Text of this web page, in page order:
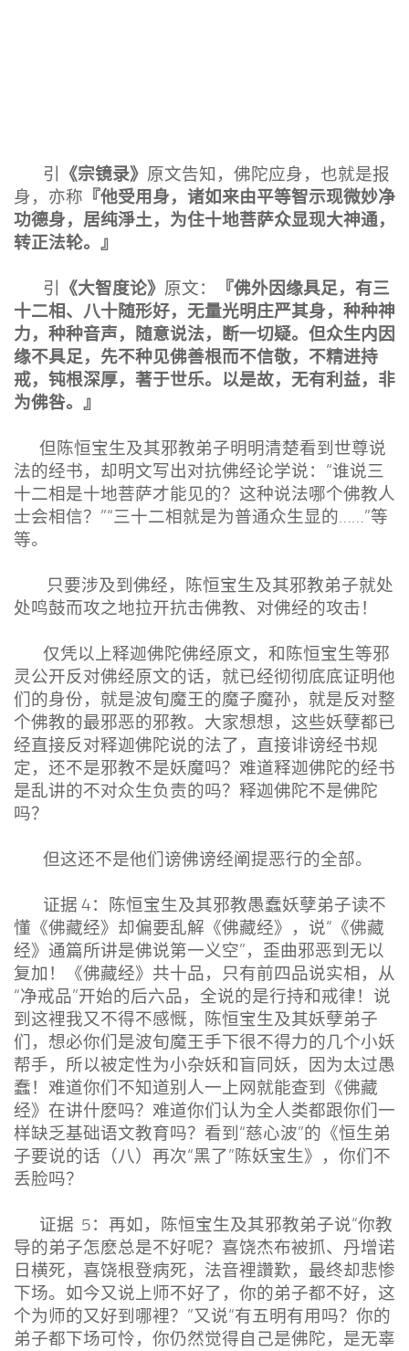
引 《宗镜录》 原文告知，佛陀应身，也就是报
身，亦称 『他受用身， 诸如来由平等智示现微妙净
功德身，居纯淨土，为住十地菩萨众显现大神通，
转正法轮。』
引 《大智度论》 原文：
『佛外因缘具足，有三
十二相、八十随形好，无量光明庄严其身，种种神
力，种种音声，随意说法，断一切疑。但众生内因
缘不具足，先不种见佛善根而不信敬，不精进持
戒，钝根深厚，著于世乐。以是故， 无有利益，非
为佛咎。』
但陈恒宝生及其邪教弟子明明清楚看到世尊说
法的经书，却明文写出对抗佛经论学说：“谁说三
十二相是十地菩萨才能见的？这种说法哪个佛教人
士会相信？”“三十二相就是为普通众生显的……”等
等。
只要涉及到佛经，陈恒宝生及其邪教弟子就处
处鸣鼓而攻之地拉开抗击佛教、对佛经的攻击！
仅凭以上释迦佛陀佛经原文，和陈恒宝生等邪
灵公开反对佛经原文的话，就已经彻彻底底证明他
们的身份，就是波旬魔王的魔子魔孙，就是反对整
个佛教的最邪恶的邪教。大家想想，这些妖孽都已
经直接反对释迦佛陀说的法了，直接诽谤经书规
定，还不是邪教不是妖魔吗？难道释迦佛陀的经书
是乱讲的不对众生负责的吗？释迦佛陀不是佛陀
吗？
但这还不是他们谤佛谤经阐提恶行的全部。
证据 4：陈恒宝生及其邪教愚蠢妖孽弟子读不
懂《佛藏经》却偏要乱解《佛藏经》，说“《佛藏
经》通篇所讲是佛说第一义空”，歪曲邪恶到无以
复加！《佛藏经》共十品，只有前四品说实相，从
“净戒品”开始的后六品，全说的是行持和戒律！说
到这裡我又不得不感慨，陈恒宝生及其妖孽弟子
们，想必你们是波旬魔王手下很不得力的几个小妖
帮手，所以被定性为小杂妖和盲同妖，因为太过愚
蠢！难道你们不知道别人一上网就能查到《佛藏
经》在讲什麽吗？难道你们认为全人类都跟你们一
样缺乏基础语文教育吗？看到“慈心波”的《恒生弟
子要说的话（八）再次“黑了”陈妖宝生》，你们不
丢脸吗？
证据 5：再如，陈恒宝生及其邪教弟子说“你教
导的弟子怎麽总是不好呢？喜饶杰布被抓、丹增诺
日横死，喜饶根登病死，法音裡讚歎，最终却悲惨
下场。如今又说上师不好了，你的弟子都不好，这
个为师的又好到哪裡？”又说“有五明有用吗？你的
弟子都下场可怜，你仍然觉得自己是佛陀，是无辜